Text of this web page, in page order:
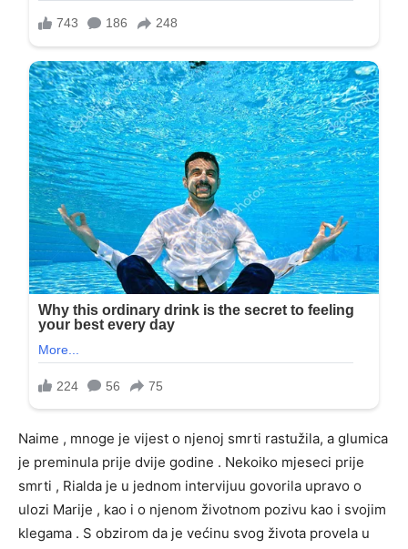
Naime , mnoge je vijest o njenoj smrti rastužila, a glumica
je preminula prije dvije godine . Nekoiko mjeseci prije
smrti , Rialda je u jednom intervijuu govorila upravo o
ulozi Marije , kao i o njenom životnom pozivu kao i svojim
klegama . S obzirom da je većinu svog života provela u